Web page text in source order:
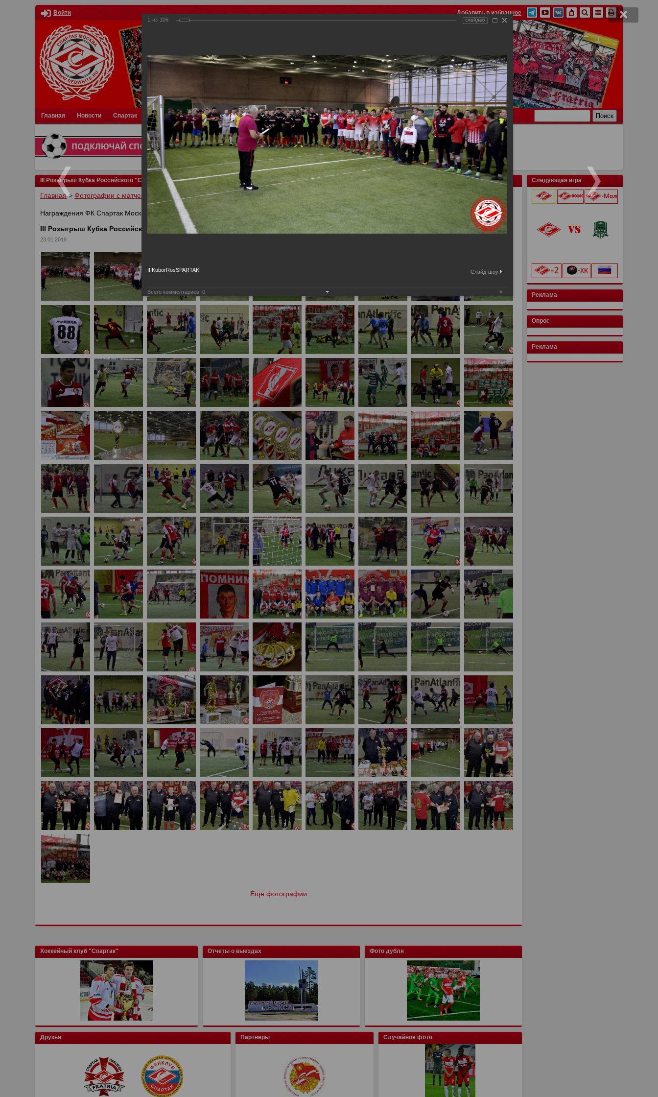
Войти Добавить в избранное
Главная Новости Спартак Турниры Фотки Отчеты Видео Фанату Стадионы О футболе КБ Форум Ссылки Связь
III Розыгрыш Кубка Российского "Спартака"
Главная> Фотографии с матчей Спартака, Сборной Росиии Награждения>Сезон 2018 > III Розыгрыш Кубка Российского "Спартака"
Награждения ФК Спартак Москва
III Розыгрыш Кубка Российского "Спартака"
23.01.2018
Еще фотографии
Хоккейный клуб "Спартак" Отчеты о выездах Фото дубля
Друзья Партнеры Случайное фото
Следующая игра
Реклама
Опрос
Реклама
1 из 106 слайдер
IIIKuborRosSPARTAK Слайд-шоу:
Всего комментариев: 0